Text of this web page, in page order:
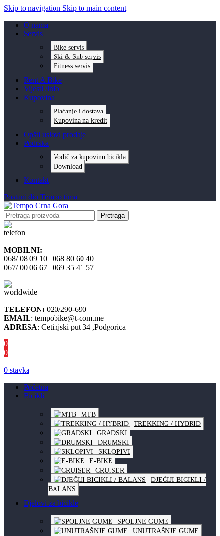
Skip to navigation Skip to main content
O nama
Servis
Bike servis
Ski & Snb servis
Fitness servis
Rent A Bike
Vijesti /info
Kupovina
Plaćanje i dostava
Kupovina na kredit
Opšti uslovi prodaje
Podrška
Vodič za kupovinu bicikla
Download
Kontakt
Postani dio Tempo tima
Pretraga
MOBILNI:
068/ 08 09 10 | 068 80 60 40
067/ 00 06 67 | 069 35 41 57
TELEFON: 020/290-690
EMAIL: tempobike@t-com.me
ADRESA: Cetinjski put 34 ,Podgorica
0
0
0 stavka
Početna
Bicikli
MTB
TREKKING / HYBRID
GRADSKI
DRUMSKI
SKLOPIVI
E-BIKE
CRUISER
DJEČIJI BICIKLI /
BALANS
Djelovi za bicikle
SPOLJNE GUME
UNUTRAŠNJE GUME